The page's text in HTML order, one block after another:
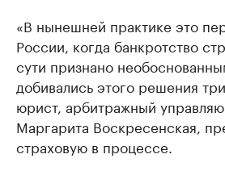
«В нынешней практике это
России, когда банкротство
сути признано
добивались этого решения
юрист, арбитражный
Маргарита Воскресенская,
страховую в процессе.